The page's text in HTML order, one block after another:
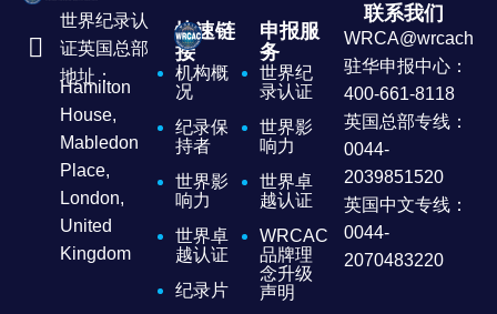
世界纪录认
证英国总部
地址：
Hamilton
House,
Mabledon
Place,
London,
United
Kingdom
快速链
接
机构概
况
纪录保
持者
世界影
响力
世界卓
越认证
纪录片
申报服
务
世界纪
录认证
世界影
响力
世界卓
越认证
WRCAC
品牌理
念升级
声明
联系我们
驻华申报中心：
400-661-8118
英国总部专线：
0044-
2039851520
英国中文专线：
0044-
2070483220